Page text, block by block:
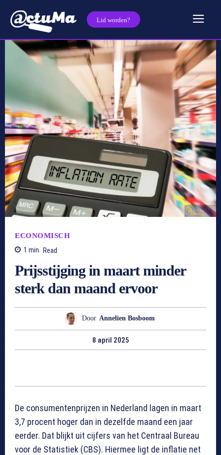
Lid worden?
ECONOMISCH
1 min. Read
Prijsstijging in maart minder
sterk dan maand ervoor
Door Annelien Bosboom
8 april 2025
De consumentenprijzen in Nederland lagen in maart
3,7 procent hoger dan in dezelfde maand een jaar
eerder. Dat blijkt uit cijfers van het Centraal Bureau
voor de Statistiek (CBS). Hiermee ligt de inflatie net